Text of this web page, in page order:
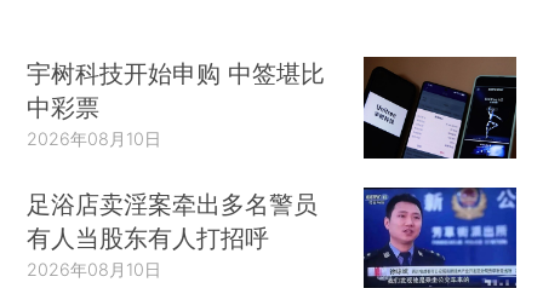
宇树科技开始申购 中签堪比
中彩票
2026年08月10日
足浴店卖淫案牵出多名警员
有人当股东有人打招呼
2026年08月10日